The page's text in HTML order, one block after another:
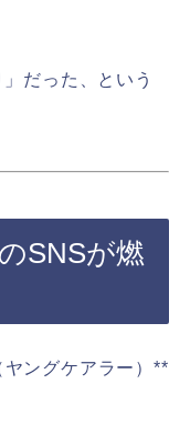
だった、という
SNSが燃
ングケアラー）**